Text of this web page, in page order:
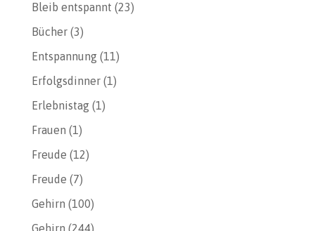
Bleib entspannt (23)
Bücher(3)
Entspannung(11)
Erfolgsdinner(1)
Erlebnistag(1)
Frauen (1)
Freude (12)
Freude (7)
Gehirn (100)
Gehirn (244)